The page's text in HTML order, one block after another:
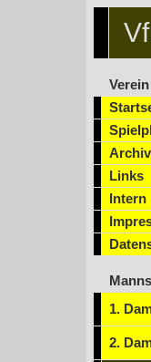
Verein
Links
Intern
1.
2.